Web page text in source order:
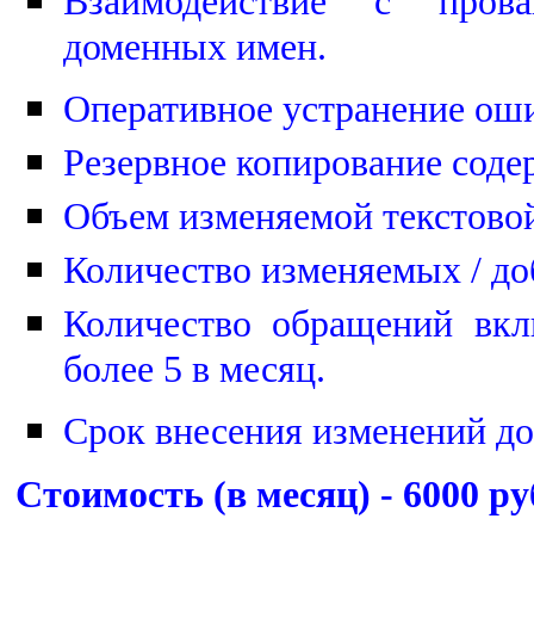
доменных имен.
Оперативное устранение
Резервное копирование
Объем изменяемой
Количество изменяемых /
Количество обращений
более 5 в месяц.
Cрок внесения изменений
Стоимость (в месяц) - 6000